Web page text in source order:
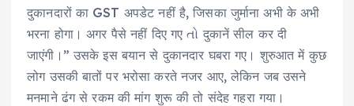
दुकानदारों का GST अपडेट नहीं है, जिसका जुर्माना अभी के अभी
भरना होगा। अगर पैसे नहीं दिए गए તો दुकानें सील कर दी
जाएंगी।” उसके इस बयान से दुकानदार घबरा गए। शुरुआत में कुछ
लोग उसकी बातों पर भरोसा करते नजर आए, लेकिन जब उसने
मनमाने ढंग से रकम की मांग शुरू की तो संदेह गहरा गया।